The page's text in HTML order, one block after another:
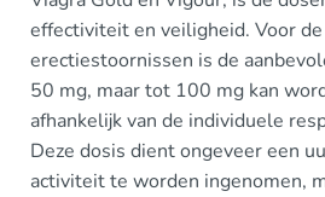
effectiviteit en veiligheid. Voor
erectiestoornissen is de
50 mg, maar tot 100 mg kan
afhankelijk van de individuele
Deze dosis dient ongeveer een
activiteit te worden ingenomen,